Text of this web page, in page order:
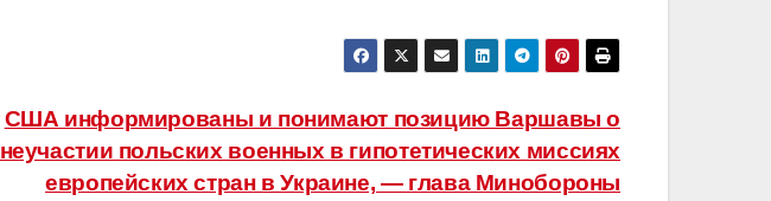
США информированы и понимают позицию Варшавы о
неучастии польских военных в гипотетических миссиях
европейских стран в Украине, — глава Минобороны